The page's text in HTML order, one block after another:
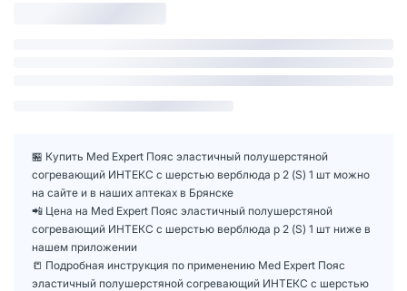
🏪 Купить Med Expert Пояс эластичный полушерстяной
согревающий ИНТЕКС с шерстью верблюда р 2 (S) 1 шт можно
на сайте и в наших аптеках в Брянске
📲 Цена на Med Expert Пояс эластичный полушерстяной
согревающий ИНТЕКС с шерстью верблюда р 2 (S) 1 шт ниже в
нашем приложении
📒 Подробная инструкция по применению Med Expert Пояс
эластичный полушерстяной согревающий ИНТЕКС с шерстью